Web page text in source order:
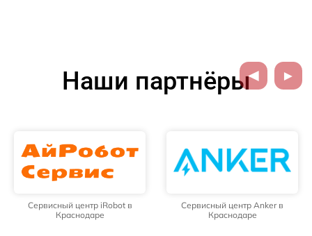
Наши партнёры
Сервисный центр iRobot в
Краснодаре
Сервисный центр Anker в
Краснодаре